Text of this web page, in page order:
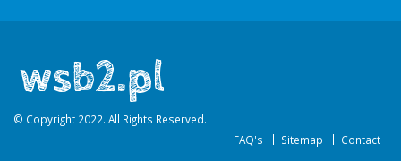
© Copyright 2022. All Rights Reserved.
FAQ's
Sitemap Contact